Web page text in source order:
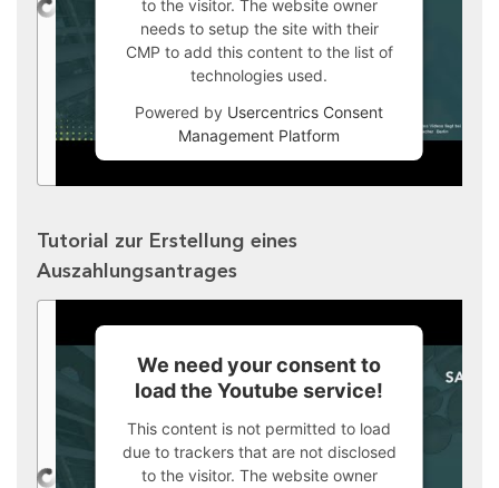
to the visitor. The website owner
needs to setup the site with their
CMP to add this content to the list of
technologies used.
Powered by Usercentrics Consent
Management Platform
Tutorial zur Erstellung eines
Auszahlungsantrages
We need your consent to
load the Youtube service!
This content is not permitted to load
due to trackers that are not disclosed
to the visitor. The website owner